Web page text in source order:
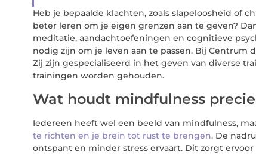
Heb je bepaalde klachten, zoals slapeloosheid of
beter leren om je eigen grenzen aan te geven?
meditatie, aandachtoefeningen en cognitieve
nodig zijn om je leven aan te passen. Bij
Zij zijn gespecialiseerd in het geven van diverse
trainingen worden gehouden.
Wat houdt mindfulness
Iedereen heeft wel een beeld van mindfulness,
te richten en je brein tot rust te brengen. De
ontspant en minder stress ervaart. Dit zorgt